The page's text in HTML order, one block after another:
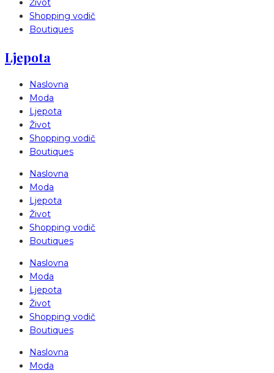
Život
Shopping vodič
Boutiques
Ljepota
Naslovna
Moda
Ljepota
Život
Shopping vodič
Boutiques
Naslovna
Moda
Ljepota
Život
Shopping vodič
Boutiques
Naslovna
Moda
Ljepota
Život
Shopping vodič
Boutiques
Naslovna
Moda